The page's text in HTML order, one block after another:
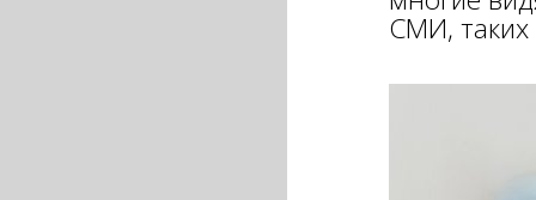
СМИ, таких